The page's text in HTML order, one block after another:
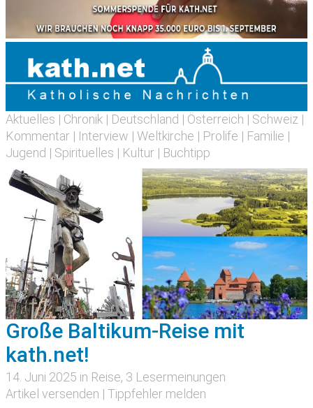
Aktuelles | Chronik | Deutschland | Österreich | Schweiz |
Kommentar | Interview | Weltkirche | Prolife | Familie |
Jugend | Spirituelles | Kultur | Buchtipp
Große Baltikum-Reise mit
kath.net!
14. Juni 2025 in Reise, 3 Lesermeinungen
Artikel versenden | Tippfehler melden